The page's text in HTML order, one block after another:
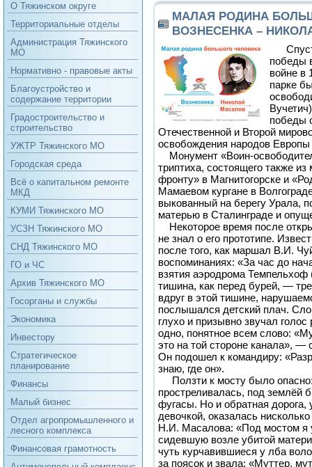
О Тяжинском округе
Территориальные отделы
Администрация Тяжинского
МО
Нормативно - правовые акты
Благоустройство и
содержание территории
Градостроительство и
строительство
УЖТР Тяжинского МО
Городская среда
Всё о капитальном ремонте
МКД
КУМИ Тяжинского МО
УСЗН Тяжинского МО
СНД Тяжинского МО
ГО и ЧС
Архив Тяжинского МО
Госорганы и службы
Экономика
Инвестору
Стратегическое
планирование
Финансы
Малый бизнес
Отдел агропромышленного и
лесного комплекса
Финансовая грамотность
МАЛАЯ РОДИНА
ВОЗНЕСЕНКА –
победы
войне в
парке
победы
Отечественной и Второй
освобождения народов Европы
Монумент «Воин-
триптиха, состоящего также
фронту» в Магнитогорске и
Мамаевом кургане в
выкованный на берегу Урала,
матерью в Сталинграде и
Некоторое время после
не знал о его прототипе.
после того, как маршал В.И.
воспоминаниях: «За час до
взятия аэродрома
тишина, как перед бурей, —
вдруг в этой тишине,
послышался детский плач.
глухо и призывно звучал
одно, понятное всем слово:
это на той стороне канала»,
Он подошел к командиру:
знаю, где он».
Ползти к мосту было
простреливалась, под землёй
фугасы. Но и обратная дорога,
девочкой, оказалась
Н.И. Масалова: «Под мостом я
сидевшую возле убитой
чуть курчавившиеся у лба
за поясок и звала: «Муттер,